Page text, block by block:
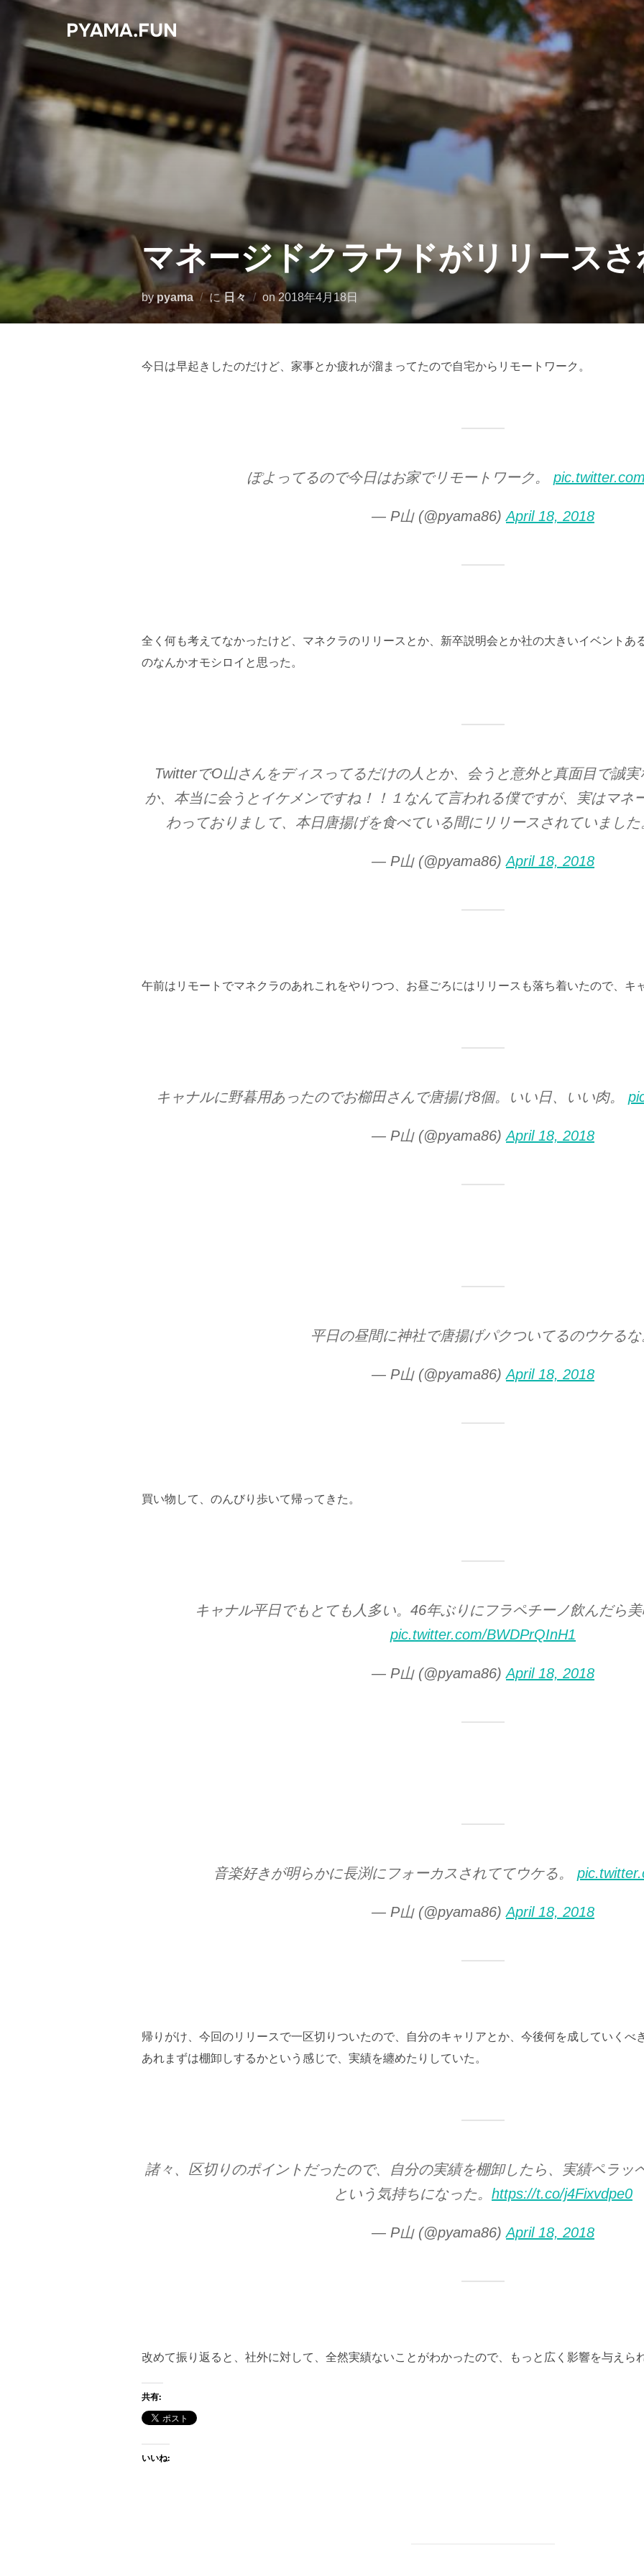
PYAMA.FUN
マネージドクラウドがリリース
bypyama に日々 on投
稿
2018年4月18日
今日は早起きしたのだけど、家事とか疲れが溜まってたので自宅からリモートワーク。
ぽよってるので今日はお家でリモートワーク。
— P山 (@pyama86)April 18, 2018
全く何も考えてなかったけど、マネクラのリリースとか、新卒説明会とか社の大きいイベントあ
のなんかオモシロイと思った。
TwitterでO山さんをディスってるだけの人とか、会うと意外と真面目で誠
か、本当に会うとイケメンですね！！１なんて言われる僕ですが、実はマネ
わっておりまして、本日唐揚げを食べている間にリリースされていました
— P山 (@pyama86)April 18, 2018
午前はリモートでマネクラのあれこれをやりつつ、お昼ごろにはリリースも落ち着いたので、キ
キャナルに野暮用あったのでお櫛田さんで唐揚げ8個。いい日、いい肉。
— P山 (@pyama86)April 18, 2018
平日の昼間に神社で唐揚げパクついてるのウケるな
— P山 (@pyama86)April 18, 2018
買い物して、のんびり歩いて帰ってきた。
キャナル平日でもとても人多い。46年ぶりにフラペチーノ飲んだら
pic.twitter.com/BWDPrQInH1
— P山 (@pyama86)April 18, 2018
音楽好きが明らかに長渕にフォーカスされててウケる。
— P山 (@pyama86)April 18, 2018
帰りがけ、今回のリリースで一区切りついたので、自分のキャリアとか、今後何を成していくべ
あれまずは棚卸しするかという感じで、実績を纏めたりしていた。
諸々、区切りのポイントだったので、自分の実績を棚卸したら、実績ペラッ
という気持ちになった。 https://t.co/j4Fixvdpe0
— P山 (@pyama86)April 18, 2018
改めて振り返ると、社外に対して、全然実績ないことがわかったので、もっと広く影響を与えら
共有:
いいね: